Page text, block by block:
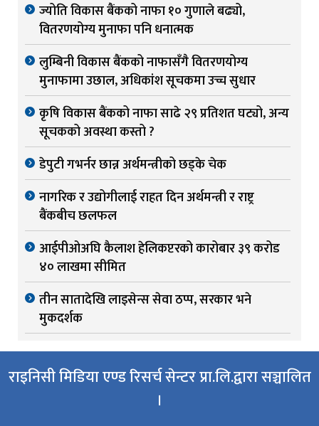
ज्योति विकास बैंकको नाफा १० गुणाले बढ्यो,
वितरणयोग्य मुनाफा पनि धनात्मक
लुम्बिनी विकास बैंकको नाफासँगै वितरणयोग्य
मुनाफामा उछाल, अधिकांश सूचकमा उच्च सुधार
कृषि विकास बैंकको नाफा साढे २९ प्रतिशत घट्यो, अन्य
सूचकको अवस्था कस्तो ?
डेपुटी गभर्नर छान्न अर्थमन्त्रीको छड्के चेक
नागरिक र उद्योगीलाई राहत दिन अर्थमन्त्री र राष्ट्र
बैंकबीच छलफल
आईपीओअघि कैलाश हेलिकप्टरको कारोबार ३९ करोड
४० लाखमा सीमित
तीन सातादेखि लाइसेन्स सेवा ठप्प, सरकार भने
मुकदर्शक
राइनिसी मिडिया एण्ड रिसर्च सेन्टर प्रा.लि.द्वारा सञ्चालित
।